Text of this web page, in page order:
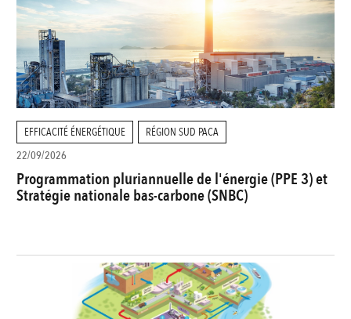
EFFICACITÉ ÉNERGÉTIQUE
RÉGION SUD PACA
22/09/2026
Programmation pluriannuelle de l'énergie (PPE 3) et
Stratégie nationale bas-carbone (SNBC)